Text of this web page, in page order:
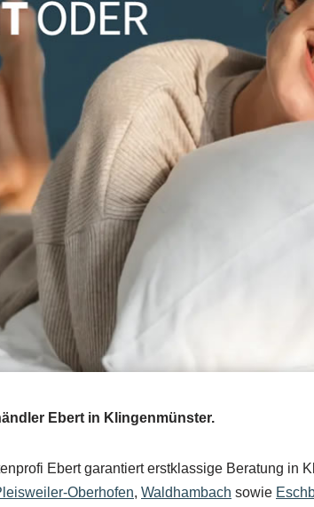
Ebert in Klingenmünster.
Ebert garantiert erstklassige Beratung in
Oberhofen, Waldhambach sowie